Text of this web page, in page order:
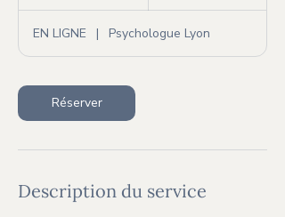
i
n
EN LIGNE | Psychologue Lyon
Réserver
Description du service